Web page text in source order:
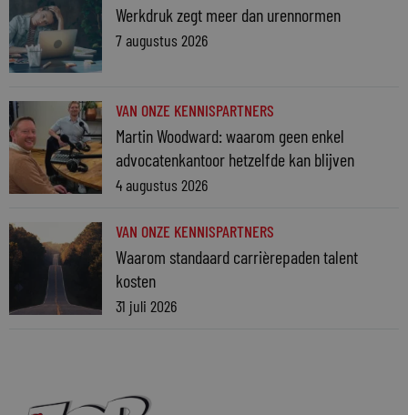
Werkdruk zegt meer dan urennormen
7 augustus 2026
VAN ONZE KENNISPARTNERS
Martin Woodward: waarom geen enkel
advocatenkantoor hetzelfde kan blijven
4 augustus 2026
VAN ONZE KENNISPARTNERS
Waarom standaard carrièrepaden talent
kosten
31 juli 2026